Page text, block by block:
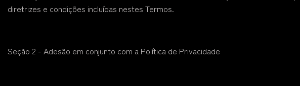
diretrizes e condições incluídas nestes Termos.
Seção 2 - Adesão em conjunto com a Política de Privacidade